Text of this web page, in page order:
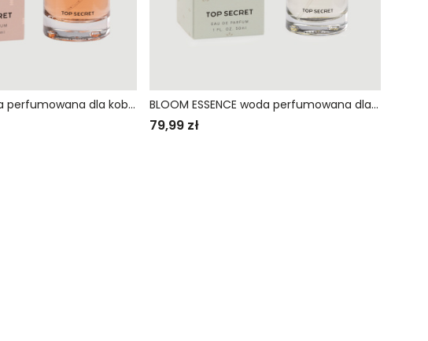
CHIC ALLURE woda perfumowana dla kobiet BLOOM ESSENCE woda perfumowana dla kobiet
79,99 zł